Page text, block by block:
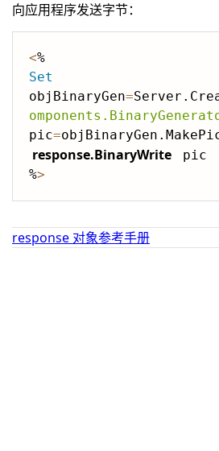
向应用程序发送字节：
<
Set
objBinaryGen=
pic=
response.BinaryWrite
pic
%>
response 对象参考手册